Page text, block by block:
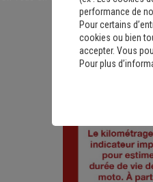
performance de
Pour certains
cookies ou bien
accepter. Vous
Pour plus